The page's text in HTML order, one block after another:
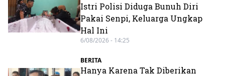
Istri Polisi Diduga Bunuh Diri
Pakai Senpi, Keluarga Ungkap
Hal Ini
6/08/2026 - 14:25
BERITA
Hanya Karena Tak Diberikan